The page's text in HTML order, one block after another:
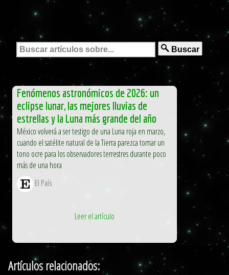
Buscar
Fenómenos astronómicos de 2026: un
eclipse lunar, las mejores lluvias de
estrellas y la Luna más grande del año
México volverá a ser testigo de una Luna roja en marzo,
cuando el satélite natural de la Tierra parezca tomar un
tono ocre para los observadores terrestres durante poco
más de una hora
El País
Leer el artículo
Artículos relacionados: